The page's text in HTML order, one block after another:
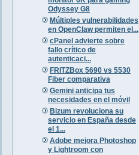
Odyssey G8
Múltiples vulnerabilidades
en OpenClaw permiten el...
cPanel advierte sobre
fallo crítico de
autenticaci...
FRITZBox 5690 vs 5530
Fiber comparativa
Gemini anticipa tus
necesidades en el móvil
Bizum revoluciona su
servicio en España desde
el 1...
Adobe mejora Photoshop
y Lightroom con